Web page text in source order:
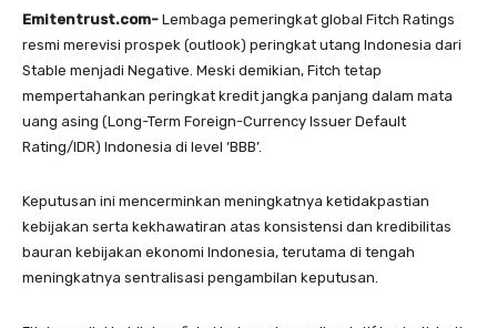
Emitentrust.com- Lembaga pemeringkat global Fitch Ratings
resmi merevisi prospek (outlook) peringkat utang Indonesia dari
Stable menjadi Negative. Meski demikian, Fitch tetap
mempertahankan peringkat kredit jangka panjang dalam mata
uang asing (Long-Term Foreign-Currency Issuer Default
Rating/IDR) Indonesia di level ‘BBB’.
Keputusan ini mencerminkan meningkatnya ketidakpastian
kebijakan serta kekhawatiran atas konsistensi dan kredibilitas
bauran kebijakan ekonomi Indonesia, terutama di tengah
meningkatnya sentralisasi pengambilan keputusan.